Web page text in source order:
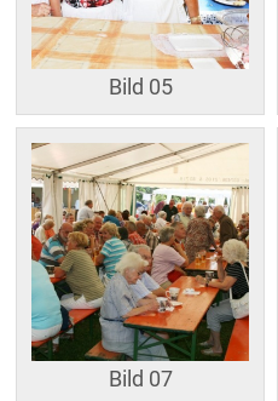
Bild 05
Bild 07